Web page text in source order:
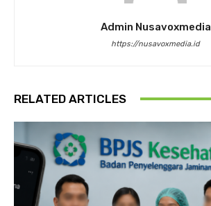
Admin Nusavoxmedia
https://nusavoxmedia.id
RELATED ARTICLES